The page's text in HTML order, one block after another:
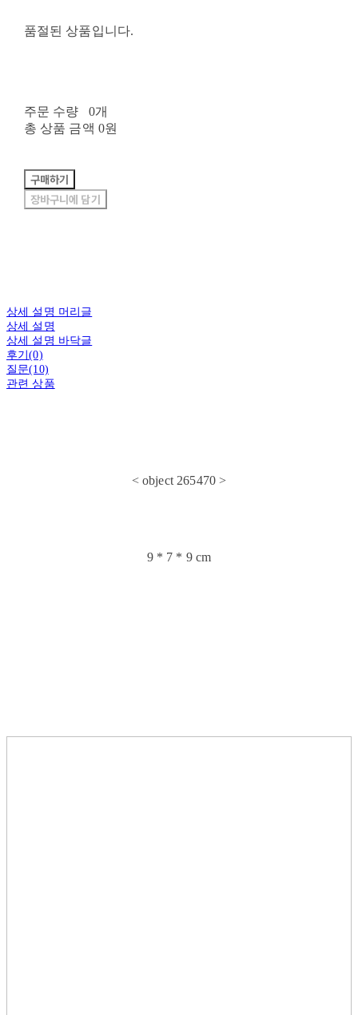
품절된 상품입니다.
주문 수량
0개
총 상품 금액 0원
구매하기
장바구니에 담기
상세 설명 머리글
상세 설명
상세 설명 바닥글
후기(0)
질문(10)
관련 상품
< object 265470 >
9 * 7 * 9 cm